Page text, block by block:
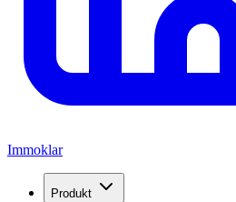
Immoklar
Produkt